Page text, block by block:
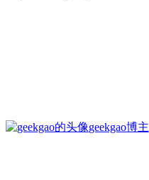
geekgao博主